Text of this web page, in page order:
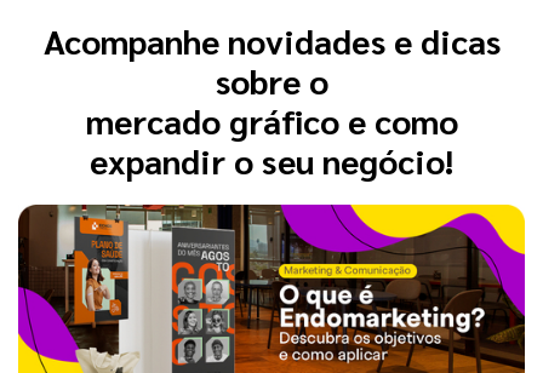
Acompanhe novidades e dicas
sobre o
mercado gráfico e como
expandir o seu negócio!